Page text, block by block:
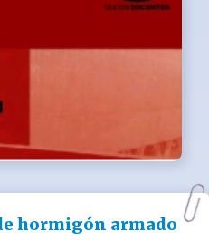
hormigón armado